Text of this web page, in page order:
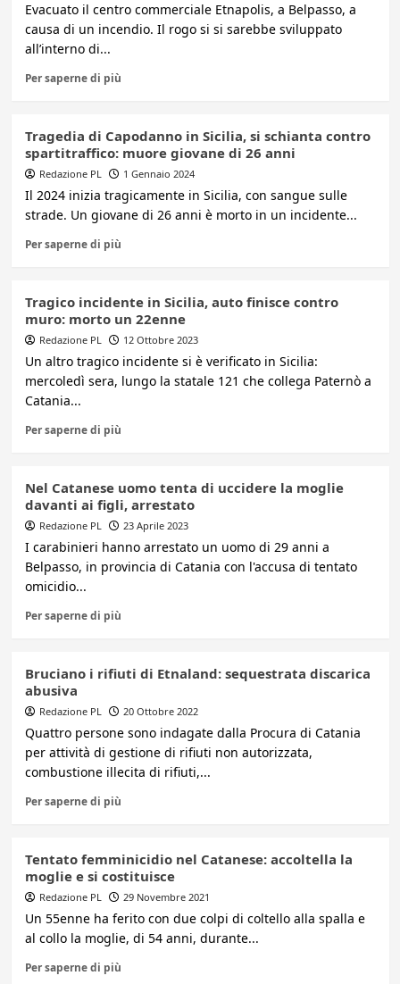
Evacuato il centro commerciale Etnapolis, a Belpasso, a
causa di un incendio. Il rogo si si sarebbe sviluppato
all’interno di...
Per saperne di più
Tragedia di Capodanno in Sicilia, si schianta contro
spartitraffico: muore giovane di 26 anni
Redazione PL 1 Gennaio 2024
Il 2024 inizia tragicamente in Sicilia, con sangue sulle
strade. Un giovane di 26 anni è morto in un incidente...
Per saperne di più
Tragico incidente in Sicilia, auto finisce contro
muro: morto un 22enne
Redazione PL 12 Ottobre 2023
Un altro tragico incidente si è verificato in Sicilia:
mercoledì sera, lungo la statale 121 che collega Paternò a
Catania...
Per saperne di più
Nel Catanese uomo tenta di uccidere la moglie
davanti ai figli, arrestato
Redazione PL 23 Aprile 2023
I carabinieri hanno arrestato un uomo di 29 anni a
Belpasso, in provincia di Catania con l'accusa di tentato
omicidio...
Per saperne di più
Bruciano i rifiuti di Etnaland: sequestrata discarica
abusiva
Redazione PL 20 Ottobre 2022
Quattro persone sono indagate dalla Procura di Catania
per attività di gestione di rifiuti non autorizzata,
combustione illecita di rifiuti,...
Per saperne di più
Tentato femminicidio nel Catanese: accoltella la
moglie e si costituisce
Redazione PL 29 Novembre 2021
Un 55enne ha ferito con due colpi di coltello alla spalla e
al collo la moglie, di 54 anni, durante...
Per saperne di più